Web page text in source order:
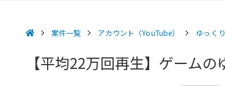
案件一覧 アカウント（YouTube） ゆっくり
【平均22万回再生】ゲーム